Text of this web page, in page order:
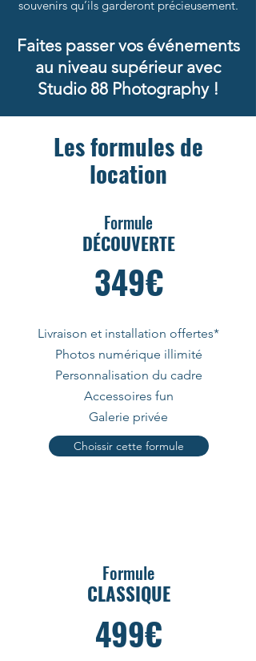
souvenirs qu’ils garderont précieusement.
Faites passer vos événements
au niveau supérieur avec
Studio 88 Photography !
Les formules de
location
Formule
DÉCOUVERTE
349€
Livraison et installation offertes*
Photos numérique illimité
Personnalisation du cadre
Accessoires fun
Galerie privée
Choissir cette formule
Formule
CLASSIQUE
499€